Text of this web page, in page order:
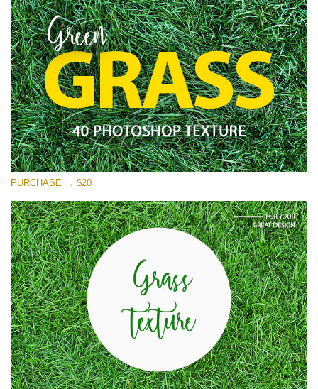
Green Grass
(40 Textures)
Large 6000*4000px
Entire Collection
(1783 Overlays)
Large 6000*4000px
Download Grátis
PURCHASE → $20